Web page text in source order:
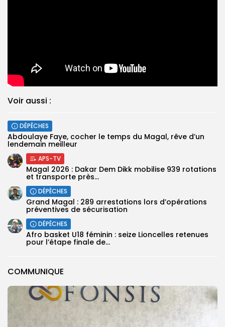
COMMUNIQUE
Voir aussi :
DÉPÊCHES
Abdoulaye Faye, cocher le temps du Magal, rêve d’un
lendemain meilleur
APS-TV
Magal 2026 : Dakar Dem Dikk mobilise 939 rotations
et transporte près...
DÉPÊCHES
Grand Magal : 289 arrestations lors d’opérations
préventives de sécurisation
DÉPÊCHES
‎Afro basket U18 féminin : seize Lioncelles retenues
pour l’étape finale de...